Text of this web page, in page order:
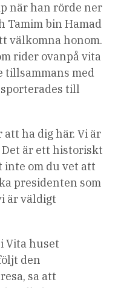
när han rörde ner
Tamim bin Hamad
välkomna honom.
rider ovanpå vita
tillsammans med
till
ha dig här. Vi är
är ett historiskt
inte om du vet att
presidenten som
är väldigt
Vita huset
den
sa att